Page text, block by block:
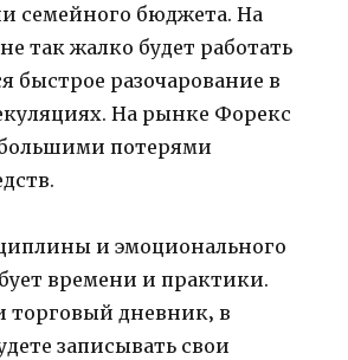
семейного бюджета. На
так жалко будет работать
быстрое разочарование в
На рынке Форекс
большими потерями
и эмоционального
времени и практики.
торговый дневник‚ в
записывать свои